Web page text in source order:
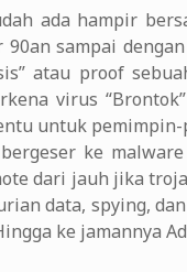
ada hampir
sampai
atau proof
virus
untuk
ke
dari jauh jika
data, spying,
ke jamannya